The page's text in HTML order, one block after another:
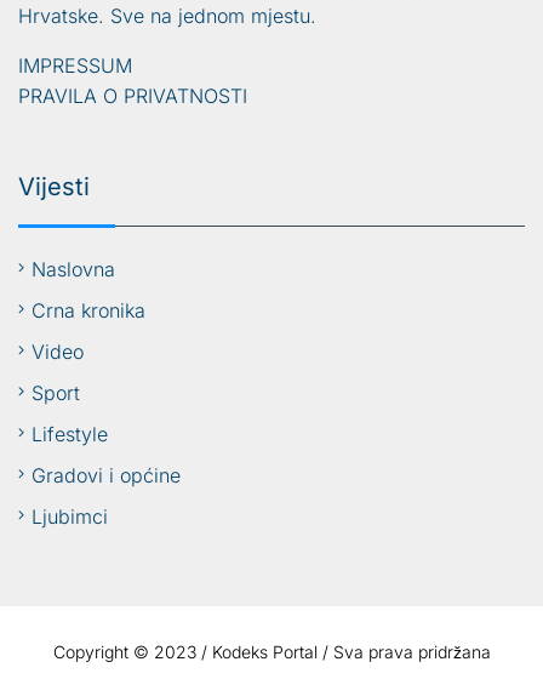
Hrvatske. Sve na jednom mjestu.
IMPRESSUM
PRAVILA O PRIVATNOSTI
Vijesti
Naslovna
Crna kronika
Video
Sport
Lifestyle
Gradovi i općine
Ljubimci
Copyright © 2023 / Kodeks Portal / Sva prava pridržana